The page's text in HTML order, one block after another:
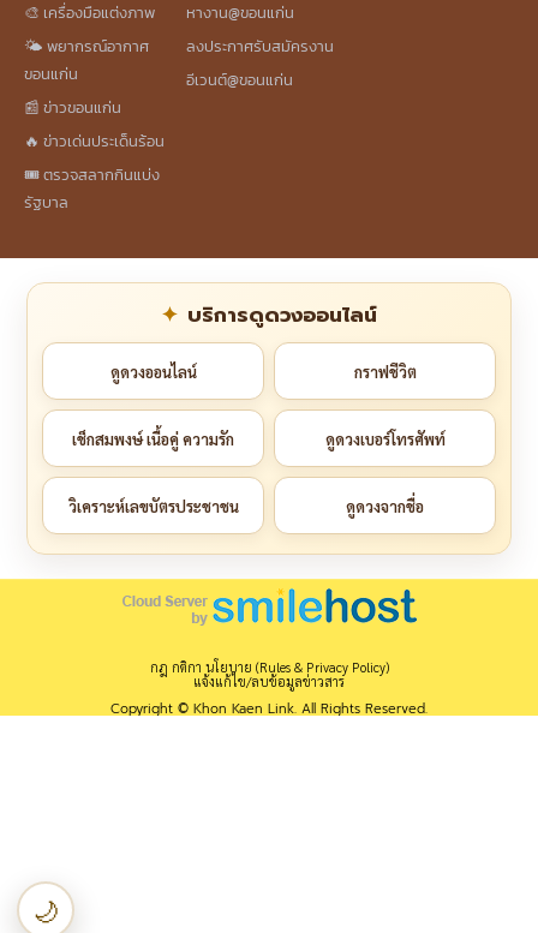
🎨 เครื่องมือแต่งภาพ
🌤️ พยากรณ์อากาศ
ขอนแก่น
📰 ข่าวขอนแก่น
🔥 ข่าวเด่นประเด็นร้อน
🎟️ ตรวจสลากกินแบ่ง
รัฐบาล
หางาน@ขอนแก่น
ลงประกาศรับสมัครงาน
อีเวนต์@ขอนแก่น
บริการดูดวงออนไลน์
ดูดวงออนไลน์ กราฟชีวิต
เช็กสมพงษ์ เนื้อคู่ ความรัก ดูดวงเบอร์โทรศัพท์
วิเคราะห์เลขบัตรประชาชน ดูดวงจากชื่อ
กฎ กติกา นโยบาย (Rules & Privacy Policy)
แจ้งแก้ไข/ลบข้อมูลข่าวสาร
Copyright © Khon Kaen Link. All Rights Reserved.
🌙เปลี่ยนเป็นโหมดกลางคืน